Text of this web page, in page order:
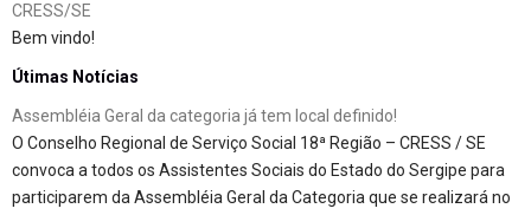
CRESS/SE
Bem vindo!
Útimas Notícias
Assembléia Geral da categoria já tem local definido!
O Conselho Regional de Serviço Social 18ª Região – CRESS / SE
convoca a todos os Assistentes Sociais do Estado do Sergipe para
participarem da Assembléia Geral da Categoria que se realizará no